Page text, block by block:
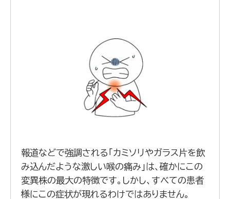
報道などで強調される「カミソリやガラス片を飲
み込んだような激しい喉の痛み」は、確かにこの
変異株の最大の特徴です。しかし、すべての患者
様にこの症状が現れるわけではありません。